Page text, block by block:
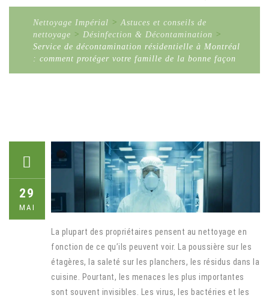
Nettoyage Impérial >Astuces et conseils de
nettoyage > Désinfection & Décontamination >
Service de décontamination résidentielle à Montréal
: comment protéger votre famille de la bonne façon
29
MAI
La plupart des propriétaires pensent au nettoyage en
fonction de ce qu’ils peuvent voir. La poussière sur les
étagères, la saleté sur les planchers, les résidus dans la
cuisine. Pourtant, les menaces les plus importantes
sont souvent invisibles. Les virus, les bactéries et les